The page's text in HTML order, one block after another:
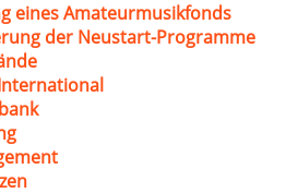
eines Amateurmusikfonds
der Neustart-Programme